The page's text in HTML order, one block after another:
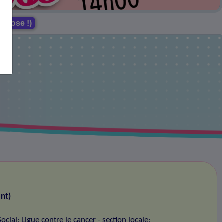
rose !)
; Ligue contre le cancer - section locale;